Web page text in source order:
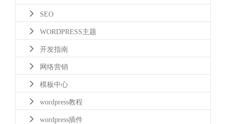
SEO
WORDPRESS主题
开发指南
网络营销
模板中心
wordpress教程
wordpress插件